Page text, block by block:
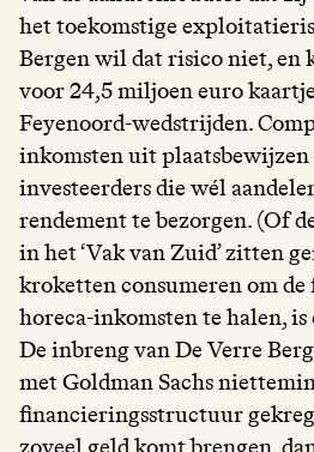
het toekomstige
Bergen wil dat risico niet, en
voor 24,5 miljoen euro
Feyenoord-wedstrijden.
inkomsten uit
investeerders die wél
rendement te bezorgen. (Of
in het ‘Vak van Zuid’ zitten
kroketten consumeren om de
horeca-inkomsten te halen, is
De inbreng van De Verre
met Goldman Sachs
financieringsstructuur